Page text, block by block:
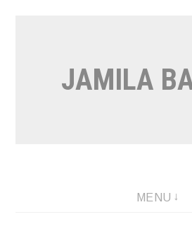
JAMILA
MENU